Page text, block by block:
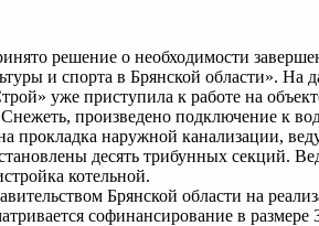
решение о необходимости
и спорта в Брянской области».
уже приступила к работе на
произведено подключение к
прокладка наружной канализации,
десять трибунных секций.
котельной.
Брянской области на
софинансирование в размере